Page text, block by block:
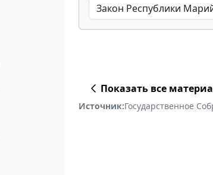
Показать все
Источник:Государственное